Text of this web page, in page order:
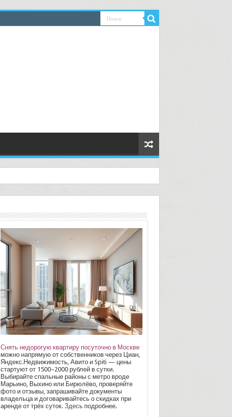
Снять недорогую квартиру посуточно в Москве
можно напрямую от собственников через Циан,
Яндекс.Недвижимость, Авито и Spiti — цены
стартуют от 1500–2000 рублей в сутки.
Выбирайте спальные районы с метро вроде
Марьино, Выхино или Бирюлёво, проверяйте
фото и отзывы, запрашивайте документы
владельца и договаривайтесь о скидках при
аренде от трёх суток. Здесьподробнее.